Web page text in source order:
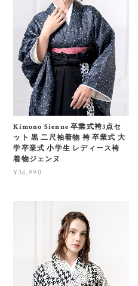
Kimono Sienne 卒業式袴3点セ
ット 黒 二尺袖着物 袴 卒業式 大
学卒業式 小学生 レディース袴
着物ジェンヌ
¥36,990